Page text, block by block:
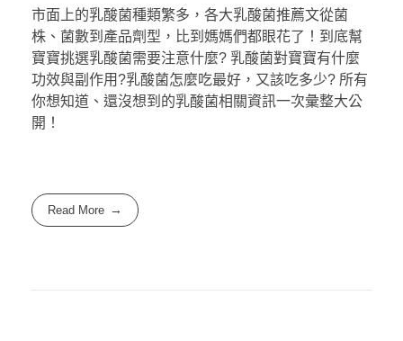
市面上的乳酸菌種類繁多，各大乳酸菌推薦文從菌
株、菌數到產品劑型，比到媽媽們都眼花了！到底幫
寶寶挑選乳酸菌需要注意什麼? 乳酸菌對寶寶有什麼
功效與副作用?乳酸菌怎麼吃最好，又該吃多少? 所有
你想知道、還沒想到的乳酸菌相關資訊一次彙整大公
開！
Read More